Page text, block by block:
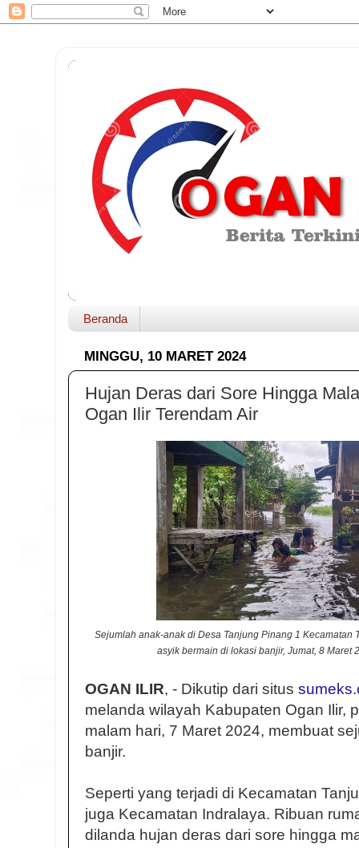
Beranda
MINGGU, 10 MARET 2024
Hujan Deras dari Sore Hingga
Ogan Ilir Terendam Air
Sejumlah anak-anak di Desa Tanjung Pinang 1 Kecamatan
asyik bermain di lokasi banjir, Jumat, 8 Maret
OGAN ILIR, - Dikutip dari situs
melanda wilayah Kabupaten Ogan Ilir,
malam hari, 7 Maret 2024, membuat
banjir.
Seperti yang terjadi di Kecamatan
juga Kecamatan Indralaya. Ribuan
dilanda hujan deras dari sore hingga